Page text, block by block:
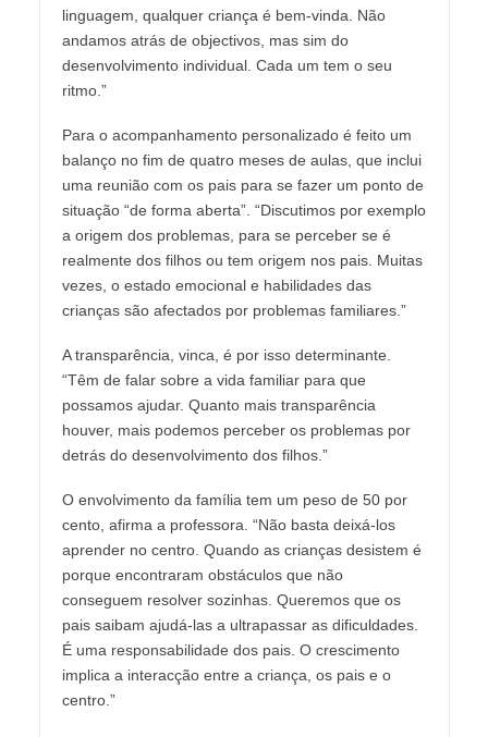
linguagem, qualquer criança é bem-vinda. Não
andamos atrás de objectivos, mas sim do
desenvolvimento individual. Cada um tem o seu
ritmo.”
Para o acompanhamento personalizado é feito um
balanço no fim de quatro meses de aulas, que inclui
uma reunião com os pais para se fazer um ponto de
situação “de forma aberta”. “Discutimos por exemplo
a origem dos problemas, para se perceber se é
realmente dos filhos ou tem origem nos pais. Muitas
vezes, o estado emocional e habilidades das
crianças são afectados por problemas familiares.”
A transparência, vinca, é por isso determinante.
“Têm de falar sobre a vida familiar para que
possamos ajudar. Quanto mais transparência
houver, mais podemos perceber os problemas por
detrás do desenvolvimento dos filhos.”
O envolvimento da família tem um peso de 50 por
cento, afirma a professora. “Não basta deixá-los
aprender no centro. Quando as crianças desistem é
porque encontraram obstáculos que não
conseguem resolver sozinhas. Queremos que os
pais saibam ajudá-las a ultrapassar as dificuldades.
É uma responsabilidade dos pais. O crescimento
implica a interacção entre a criança, os pais e o
centro.”